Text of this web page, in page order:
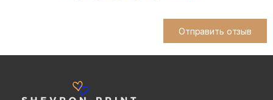
Отправить отзыв